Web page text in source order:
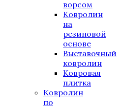
ворсом
Ковролин
на
резиновой
основе
Выставочный
ковролин
Ковровая
плитка
Ковролин
по